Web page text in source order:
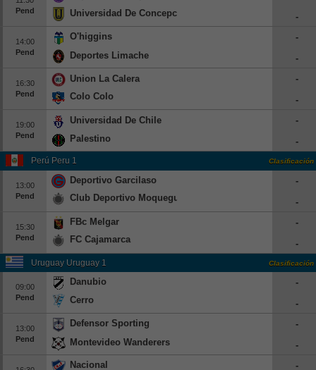
Pend
Universidad De Concepcion
-
14:00
Pend
O'higgins
Deportes Limache
-
-
16:30
Pend
Union La Calera
Colo Colo
-
-
19:00
Pend
Universidad De Chile
Palestino
-
-
Perú Peru 1 Clasificación
13:00
Pend
Deportivo Garcilaso
Club Deportivo Moquegua
-
-
15:30
Pend
FBc Melgar
FC Cajamarca
-
-
Uruguay Uruguay 1 Clasificación
09:00
Pend
Danubio
Cerro
-
-
13:00
Pend
Defensor Sporting
Montevideo Wanderers
-
-
Nacional -